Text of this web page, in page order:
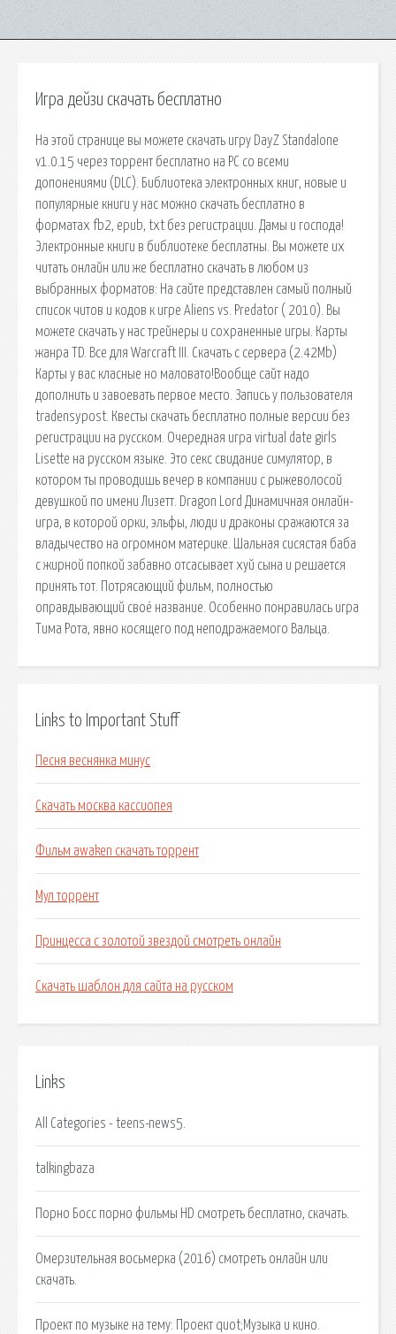
Игра дейзи скачать бесплатно
На этой странице вы можете скачать игру DayZ Standalone
v1.0.15 через торрент бесплатно на PC со всеми
допонениями (DLC). Библиотека электронных книг, новые и
популярные книги у нас можно скачать бесплатно в
форматах fb2, epub, txt без регистрации. Дамы и господа!
Электронные книги в библиотеке бесплатны. Вы можете их
читать онлайн или же бесплатно скачать в любом из
выбранных форматов: На сайте представлен самый полный
список читов и кодов к игре Aliens vs. Predator ( 2010). Вы
можете скачать у нас трейнеры и сохраненные игры. Карты
жанра TD. Все для Warcraft III. Скачать с сервера (2.42Mb)
Карты у вас класные но маловато!Вообще сайт надо
дополнить и завоевать первое место. Запись у пользователя
tradensypost. Квесты скачать бесплатно полные версии без
регистрации на русском. Очередная игра virtual date girls
Lisette на русском языке. Это секс свидание симулятор, в
котором ты проводишь вечер в компании с рыжеволосой
девушкой по имени Лизетт. Dragon Lord Динамичная онлайн-
игра, в которой орки, эльфы, люди и драконы сражаются за
владычество на огромном материке. Шальная сисястая баба
с жирной попкой забавно отсасывает хуй сына и решается
принять тот. Потрясающий фильм, полностью
оправдывающий своё название. Особенно понравилась игра
Тима Рота, явно косящего под неподражаемого Вальца.
Links to Important Stuff
Песня веснянка минус
Скачать москва кассиопея
Фильм awaken скачать торрент
Мул торрент
Принцесса с золотой звездой смотреть онлайн
Скачать шаблон для сайта на русском
Links
All Categories - teens-news5.
talkingbaza
Порно Босс порно фильмы HD смотреть бесплатно, скачать.
Омерзительная восьмерка (2016) смотреть онлайн или
скачать.
Проект по музыке на тему: Проект quot;Музыка и кино.